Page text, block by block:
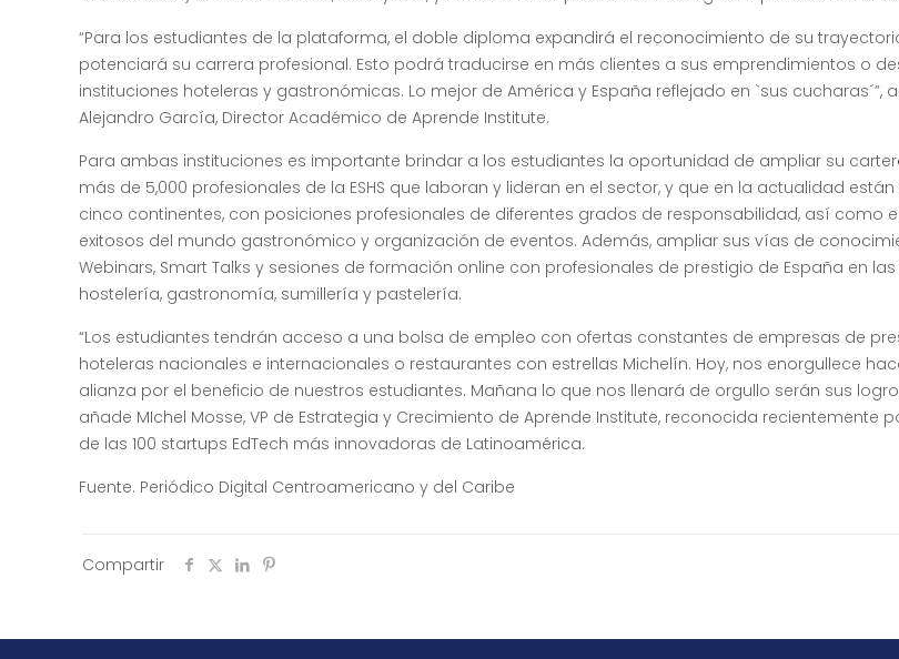
“Para los estudiantes de la plataforma, el doble diploma expandirá el reconocimiento de su
potenciará su carrera profesional. Esto podrá traducirse en más clientes a sus emprendimientos o
instituciones hoteleras y gastronómicas. Lo mejor de América y España reflejado en `sus cucharas´”,
Alejandro García, Director Académico de Aprende Institute.
Para ambas instituciones es importante brindar a los estudiantes la oportunidad de ampliar su
más de 5,000 profesionales de la ESHS que laboran y lideran en el sector, y que en la actualidad
cinco continentes, con posiciones profesionales de diferentes grados de responsabilidad, así como
exitosos del mundo gastronómico y organización de eventos. Además, ampliar sus vías de
Webinars, Smart Talks y sesiones de formación online con profesionales de prestigio de España en
hostelería, gastronomía, sumillería y pastelería.
“Los estudiantes tendrán acceso a una bolsa de empleo con ofertas constantes de empresas de
hoteleras nacionales e internacionales o restaurantes con estrellas Michelín. Hoy, nos enorgullece
alianza por el beneficio de nuestros estudiantes. Mañana lo que nos llenará de orgullo serán sus
añade MIchel Mosse, VP de Estrategia y Crecimiento de Aprende Institute, reconocida recientemente
de las 100 startups EdTech más innovadoras de Latinoamérica.
Fuente. Periódico Digital Centroamericano y del Caribe
Compartir